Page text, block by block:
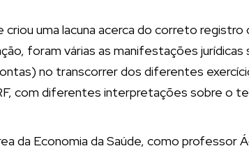
criou uma lacuna acerca do correto
foram várias as manifestações
no transcorrer dos diferentes
com diferentes interpretações sobre o
da Economia da Saúde, como professor